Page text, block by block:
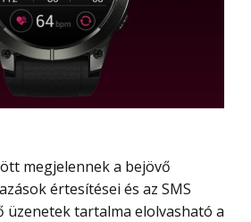
értesítései és az SMS
üzenetek tartalma elolvasható a